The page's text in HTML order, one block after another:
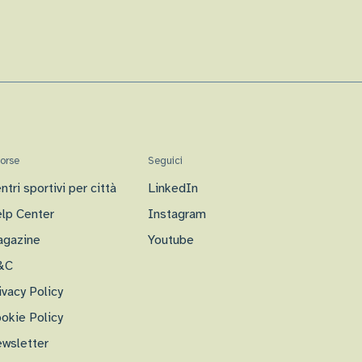
sportivi per città
Center
Policy
Policy
Seguici
LinkedIn
Instagram
Youtube